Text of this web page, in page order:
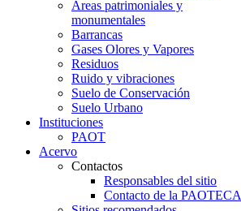
Áreas patrimoniales y
monumentales
Barrancas
Gases Olores y Vapores
Residuos
Ruido y vibraciones
Suelo de Conservación
Suelo Urbano
Instituciones
PAOT
Acervo
Contactos
Responsables del sitio
Contacto de la PAOTECA